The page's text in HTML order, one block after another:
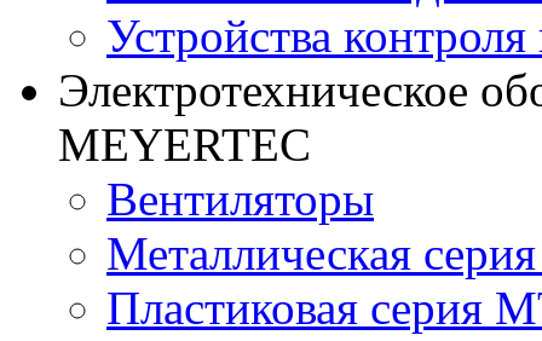
Устройства
Электротехническое
MEYERTEC
Вентиляторы
Металлическая
Пластиковая серия